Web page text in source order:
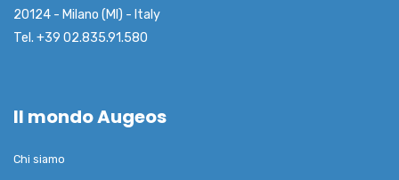
20124 - Milano (MI) - Italy
Tel. +39 02.835.91.580
Il mondo Augeos
Chi siamo